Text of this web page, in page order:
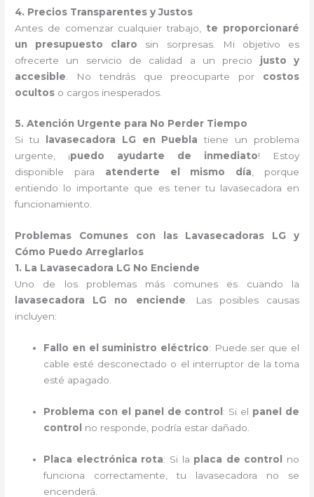
4. Precios Transparentes y Justos
Antes de comenzar cualquier trabajo, te proporcionaré
un presupuesto claro sin sorpresas. Mi objetivo es
ofrecerte un servicio de calidad a un precio justo y
accesible . No tendrás que preocuparte por costos
ocultos o cargos inesperados.
5. Atención Urgente para No Perder Tiempo
Si tu
lavasecadora LG en Puebla tiene un problema
urgente, ¡puedo ayudarte de inmediato! Estoy
disponible para atenderte el mismo día, porque
entiendo lo importante que es tener tu lavasecadora en
funcionamiento.
Problemas Comunes con las Lavasecadoras LG y
Cómo Puedo Arreglarlos
1. La Lavasecadora LG No Enciende
Uno de los problemas más comunes es cuando la
lavasecadora LG no enciende. Las posibles causas
incluyen:
Fallo en el suministro eléctrico: Puede ser que el
cable esté desconectado o el interruptor de la toma
esté apagado.
Problema con el panel de control : Si el panel de
control
no responde, podría estar dañado.
Placa electrónica rota: Si la placa de control
no
funciona correctamente, tu lavasecadora no se
encenderá.